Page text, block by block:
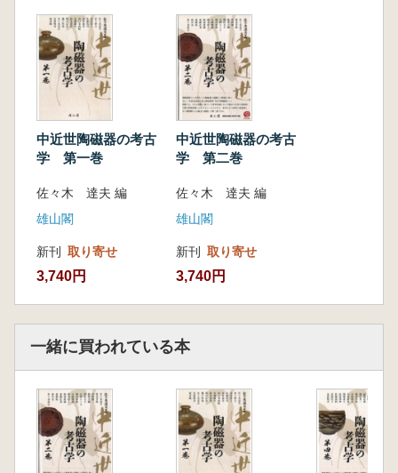
近世京都の陶磁器類の流通と廃棄 町屋跡出土
の貿易陶磁器を中心に 能芝勉
勤番武士の器 出土陶磁器にみる加賀藩黒多門
邸居住者の様相 成瀬晃司
温かな飲み物の普及とそのうつわ オランダ・
日本の出土資料から 小林克
ラテンアメリカに流通した肥前磁器:野上建紀
中近世陶磁器の考古
学 第一巻
佐々木 達夫 編
雄山閣
新刊 取り寄せ
3,740円
中近世陶磁器の考古
学 第二巻
佐々木 達夫 編
雄山閣
新刊 取り寄せ
3,740円
一緒に買われている本